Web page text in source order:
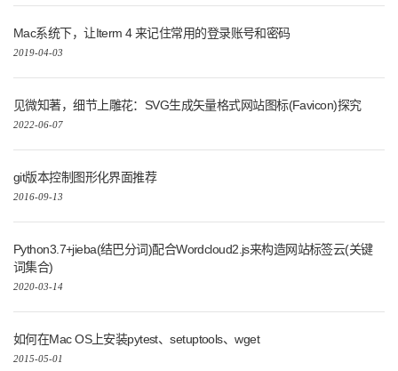
Mac系统下，让Iterm 4 来记住常用的登录账号和密码
2019-04-03
见微知著，细节上雕花：SVG生成矢量格式网站图标(Favicon)探究
2022-06-07
git版本控制图形化界面推荐
2016-09-13
Python3.7+jieba(结巴分词)配合Wordcloud2.js来构造网站标签云(关键
词集合)
2020-03-14
如何在Mac OS上安装pytest、setuptools、wget
2015-05-01